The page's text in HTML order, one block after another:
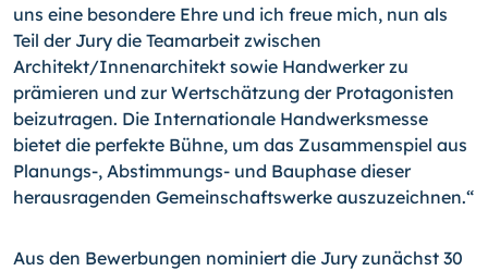
uns eine besondere Ehre und ich freue mich, nun als
Teil der Jury die Teamarbeit zwischen
Architekt/Innenarchitekt sowie Handwerker zu
prämieren und zur Wertschätzung der Protagonisten
beizutragen. Die Internationale Handwerksmesse
bietet die perfekte Bühne, um das Zusammenspiel aus
Planungs-, Ab­stim­mungs- und Bauphase dieser
herausragenden Gemeinschaftswerke auszuzeichnen.“
Aus den Bewerbungen nominiert die Jury zunächst 30